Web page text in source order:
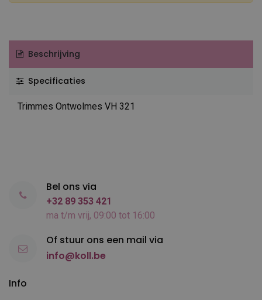
Beschrijving
Specificaties
Trimmes Ontwolmes VH 321
Info
Bel ons via
+32 89 353 421
ma t/m vrij, 09:00 tot 16:00
Of stuur ons een mail via
info@koll.be